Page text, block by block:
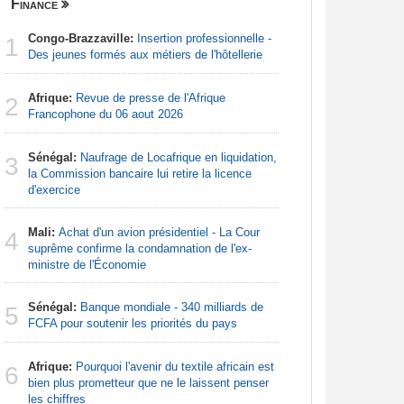
Finance
1 Congo-Brazzaville: Insertion professionnelle -
Des jeunes formés aux métiers de l'hôtellerie
2 Afrique: Revue de presse de l'Afrique
Francophone du 06 aout 2026
3 Sénégal: Naufrage de Locafrique en liquidation,
la Commission bancaire lui retire la licence
d'exercice
4 Mali: Achat d'un avion présidentiel - La Cour
suprême confirme la condamnation de l'ex-
ministre de l'Économie
5 Sénégal: Banque mondiale - 340 milliards de
FCFA pour soutenir les priorités du pays
6 Afrique: Pourquoi l'avenir du textile africain est
bien plus prometteur que ne le laissent penser
les chiffres